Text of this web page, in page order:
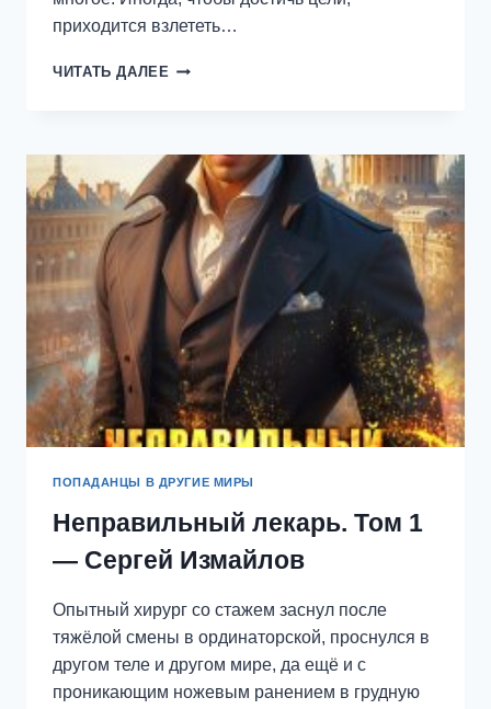
приходится взлететь…
ЧИТАТЬ ДАЛЕЕ ГАРРИ
—
9
НИЛ
АЛМАЗОВ
ПОПАДАНЦЫ В ДРУГИЕ МИРЫ
Неправильный лекарь. Том 1
— Сергей Измайлов
Опытный хирург со стажем заснул после
тяжёлой смены в ординаторской, проснулся в
другом теле и другом мире, да ещё и с
проникающим ножевым ранением в грудную